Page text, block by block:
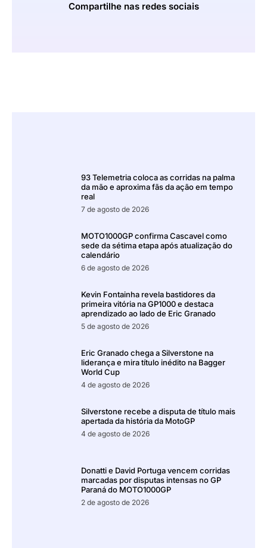
Compartilhe nas redes sociais
93 Telemetria coloca as corridas na palma
da mão e aproxima fãs da ação em tempo
real
7 de agosto de 2026
MOTO1000GP confirma Cascavel como
sede da sétima etapa após atualização do
calendário
6 de agosto de 2026
Kevin Fontainha revela bastidores da
primeira vitória na GP1000 e destaca
aprendizado ao lado de Eric Granado
5 de agosto de 2026
Eric Granado chega a Silverstone na
liderança e mira título inédito na Bagger
World Cup
4 de agosto de 2026
Silverstone recebe a disputa de título mais
apertada da história da MotoGP
4 de agosto de 2026
Donatti e David Portuga vencem corridas
marcadas por disputas intensas no GP
Paraná do MOTO1000GP
2 de agosto de 2026